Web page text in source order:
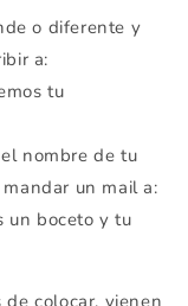
o diferente y
a:
tu
nombre de tu
un mail a:
un boceto y tu
de colocar, vienen